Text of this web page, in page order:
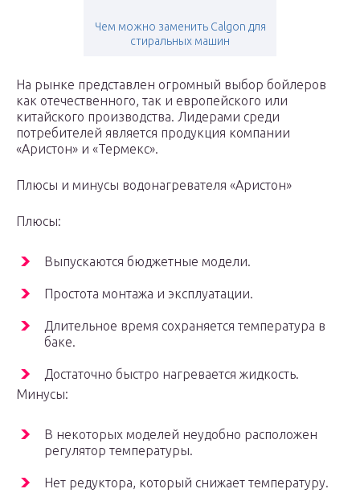
Чем можно заменить Calgon для
стиральных машин
На рынке представлен огромный выбор бойлеров
как отечественного, так и европейского или
китайского производства. Лидерами среди
потребителей является продукция компании
«Аристон» и «Термекс».
Плюсы и минусы водонагревателя «Аристон»
Плюсы:
Выпускаются бюджетные модели.
Простота монтажа и эксплуатации.
Длительное время сохраняется температура в
баке.
Достаточно быстро нагревается жидкость.
Минусы:
В некоторых моделей неудобно расположен
регулятор температуры.
Нет редуктора, который снижает температуру.